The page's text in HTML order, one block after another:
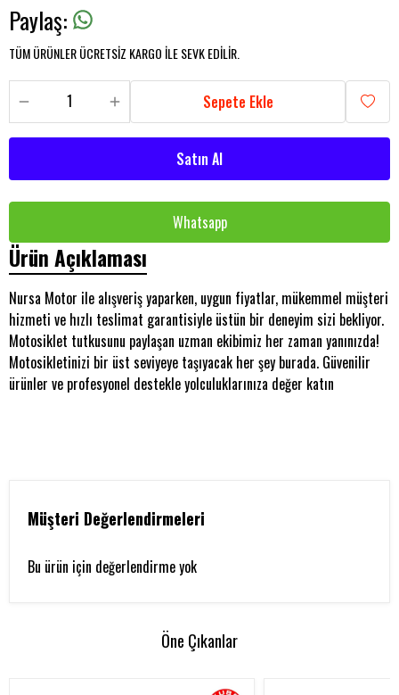
Paylaş:
TÜM ÜRÜNLER ÜCRETSİZ KARGO İLE SEVK EDİLİR.
Sepete Ekle
Satın Al
Whatsapp
Ürün Açıklaması
Nursa Motor ile alışveriş yaparken, uygun fiyatlar, mükemmel müşteri
hizmeti ve hızlı teslimat garantisiyle üstün bir deneyim sizi bekliyor.
Motosiklet tutkusunu paylaşan uzman ekibimiz her zaman yanınızda!
Motosikletinizi bir üst seviyeye taşıyacak her şey burada. Güvenilir
ürünler ve profesyonel destekle yolculuklarınıza değer katın
Müşteri Değerlendirmeleri
Bu ürün için değerlendirme yok
Öne Çıkanlar